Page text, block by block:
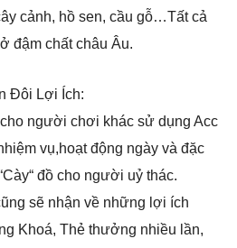
cảnh, hồ sen, cầu gỗ…Tất cả
đậm chất châu Âu.
Đôi Lợi Ích:
người chơi khác sử dụng Acc
vụ,hoạt động ngày và đặc
đồ cho người uỷ thác.
sẽ nhận về những lợi ích
Khoá, Thẻ thưởng nhiều lần,